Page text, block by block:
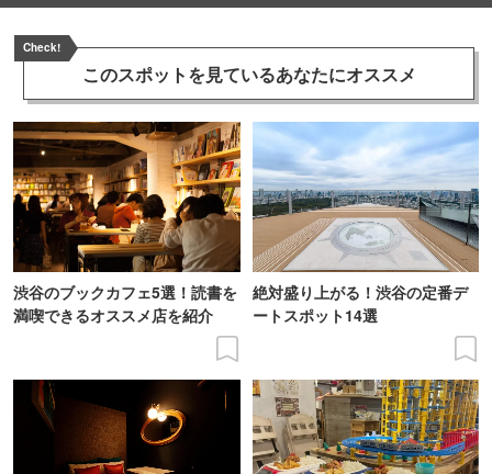
Check!
このスポットを見ているあなたにオススメ
渋谷のブックカフェ5選！読書を
満喫できるオススメ店を紹介
絶対盛り上がる！渋谷の定番デ
ートスポット14選